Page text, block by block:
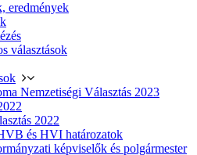
eredmények
választások
Nemzetiségi Választás 2023
2022
és HVI határozatok
képviselők és polgármester